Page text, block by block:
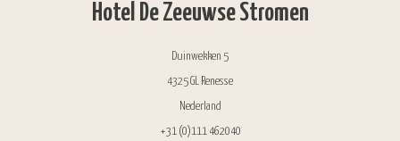
Hotel De Zeeuwse Stromen
Duinwekken 5
4325 GL Renesse
Nederland
+31 (0)111 462040